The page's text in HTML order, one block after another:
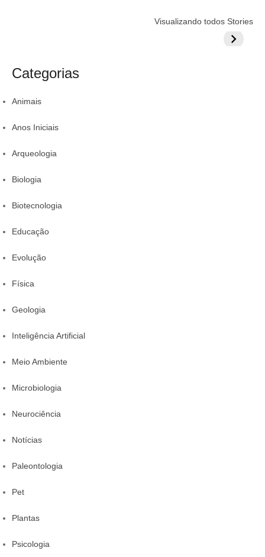
t
r
Visualizando todos Stories
rotina
Menopausa e
6 fatores
Categorias
Animais
Anos Iniciais
Arqueologia
Biologia
Biotecnologia
Educação
Evolução
Física
Geologia
Inteligência Artificial
Meio Ambiente
Microbiologia
Neurociência
Notícias
Paleontologia
Pet
Plantas
Psicologia